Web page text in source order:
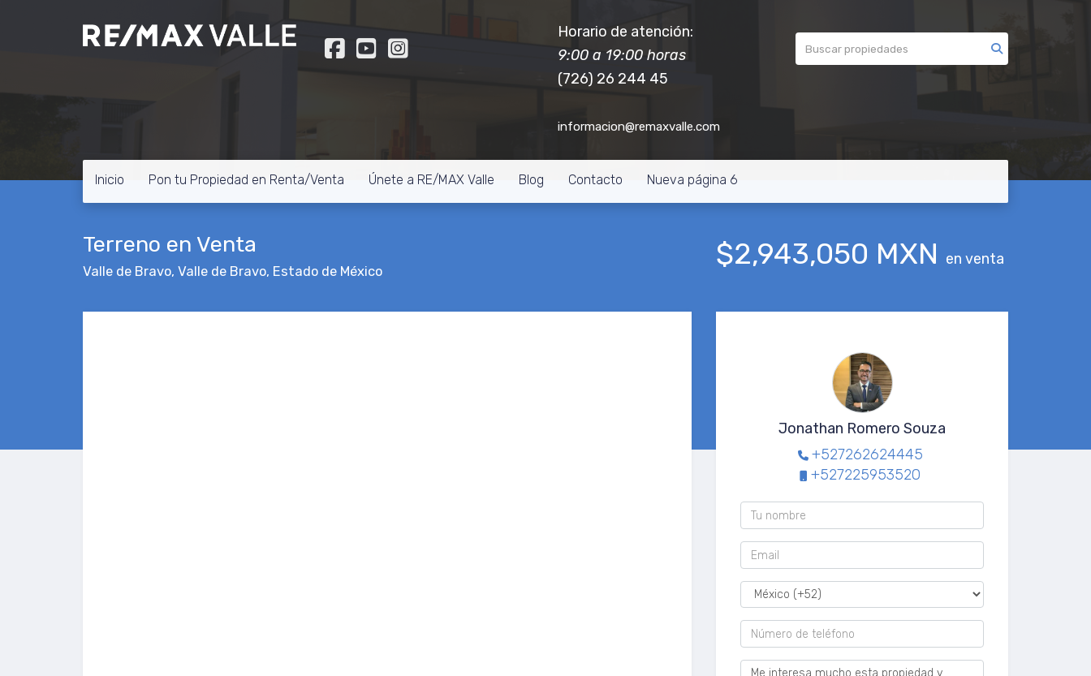
Horario de atención:
9:00 a 19:00 horas
(726) 26 244 45
informacion@remaxvalle.com
Inicio Pon tu Propiedad en Renta/Venta Únete a RE/MAX Valle Blog Contacto Nueva página 6
Terreno en Venta
Valle de Bravo, Valle de Bravo, Estado de México
$2,943,050 MXN en venta
Jonathan Romero Souza
+527262624445
+527225953520